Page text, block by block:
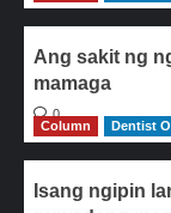
Ang sakit ng
mamaga
0
Column
Dentist
Isang ngipin